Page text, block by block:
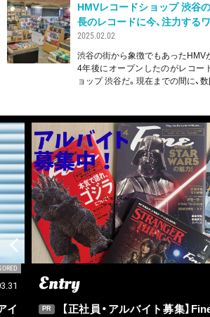
HMVレコードショップ 渋谷
長のレコードに今、注力するワ
2025.02.02
渋谷の街から象徴でもあったHMV
4年後にオープンしたのがレコー
ョップ 渋谷だ。現在までの間に、
イ
Entry
PR
【正社員・アルバイト募集】